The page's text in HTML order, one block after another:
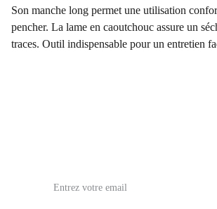
Son manche long permet une utilisation
pencher. La lame en caoutchouc assure un
traces. Outil indispensable pour un entretien